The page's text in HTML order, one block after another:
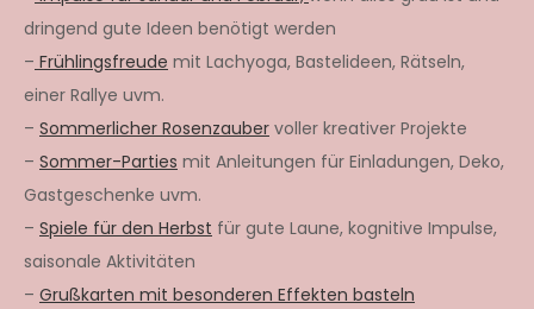
dringend gute Ideen benötigt werden
– Frühlingsfreude mit Lachyoga, Bastelideen, Rätseln,
einer Rallye uvm.
– Sommerlicher Rosenzauber voller kreativer Projekte
– Sommer-Parties mit Anleitungen für Einladungen, Deko,
Gastgeschenke uvm.
– Spiele für den Herbst für gute Laune, kognitive Impulse,
saisonale Aktivitäten
– Grußkarten mit besonderen Effekten basteln